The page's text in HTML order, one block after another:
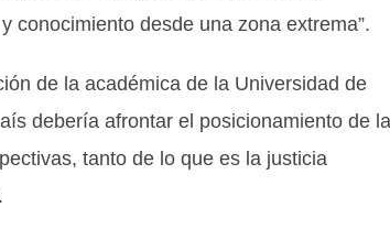
conocimiento desde una zona extrema”.
de la académica de la Universidad de
debería afrontar el posicionamiento de
tanto de lo que es la justicia